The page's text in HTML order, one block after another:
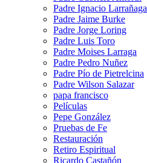
Padre Ignacio Larrañaga
Padre Jaime Burke
Padre Jorge Loring
Padre Luis Toro
Padre Moises Larraga
Padre Pedro Nuñez
Padre Pío de Pietrelcina
Padre Wilson Salazar
papa francisco
Películas
Pepe González
Pruebas de Fe
Restauración
Retiro Espiritual
Ricardo Castañón